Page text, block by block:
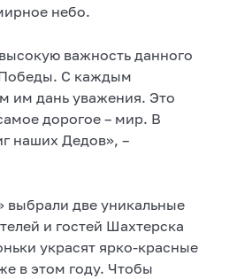
небо.
важность данного
Победы. С каждым
им дань уважения. Это
дорогое – мир. В
наших Дедов», –
выбрали две уникальные
и гостей Шахтерска
украсят ярко-красные
в этом году. Чтобы